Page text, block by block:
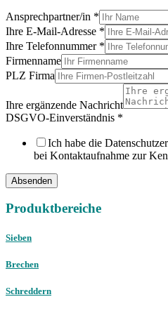
Ansprechpartner/in *
Ihre E-Mail-Adresse *
Ihre Telefonnummer *
Firmenname
PLZ Firma
Ihre ergänzende Nachricht
DSGVO-Einverständnis *
Ich habe die
bei Kontaktaufnahme zur
Absenden
Produktbereiche
Sieben
Brechen
Schreddern